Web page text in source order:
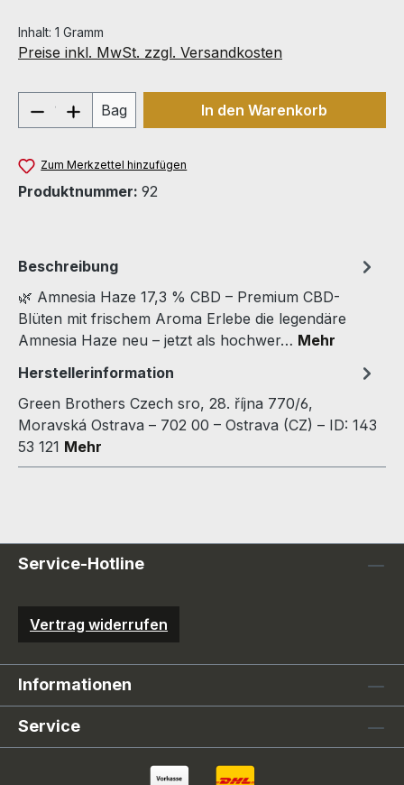
Inhalt: 1 Gramm
Preise inkl. MwSt. zzgl. Versandkosten
Produkt Anzahl: Gib den
Bag In den Warenkorb
Zum Merkzettel hinzufügen
Produktnummer: 92
Beschreibung
🌿 Amnesia Haze 17,3 % CBD – Premium CBD-
Blüten mit frischem Aroma Erlebe die legendäre
Amnesia Haze neu – jetzt als hochwer… Mehr
Herstellerinformation
Green Brothers Czech sro, 28. října 770/6,
Moravská Ostrava – 702 00 – Ostrava (CZ) – ID: 143
53 121 Mehr
Service-Hotline
Vertrag widerrufen
Informationen
Service